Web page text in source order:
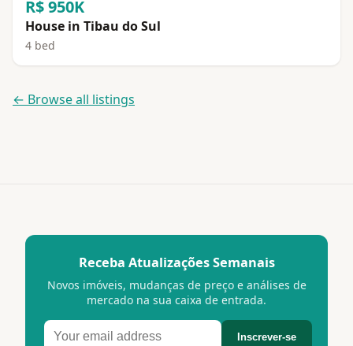
R$ 950K
House in Tibau do Sul
4 bed
← Browse all listings
Receba Atualizações Semanais
Novos imóveis, mudanças de preço e análises de
mercado na sua caixa de entrada.
Inscrever-se